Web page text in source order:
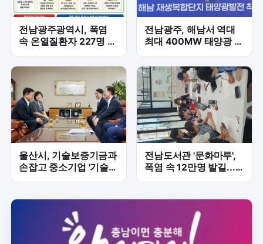
전남광주광역시, 폭염
속 온열질환자 227명 발
생…취약계층 보호 총력
전남광주, 해남서 역대
최대 400MW 태양광 착
공…SK하이닉스 전력 공
급
울산시, 기술보증기금과
손잡고 중소기업 '기술금
융 빗장' 푼다
전남도서관 '문화마루',
폭염 속 12만명 발길...
복합문화공간 '인기'